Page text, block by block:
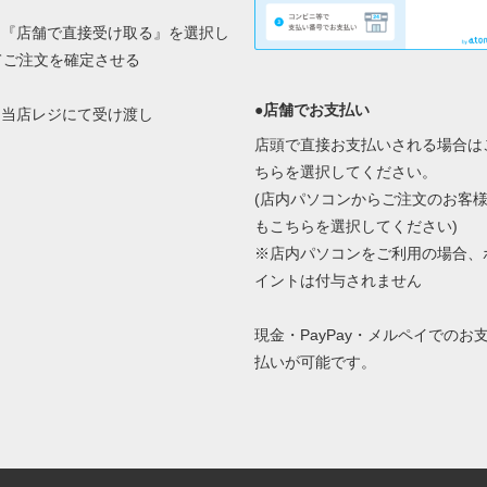
店舗で直接受け取る』を選択し
ご注文を確定させる
店レジにて受け渡し
●店舗でお支払い
店頭で直接お支払いされる場合は
ちらを選択してください。
(店内パソコンからご注文のお客様
もこちらを選択してください)
※店内パソコンをご利用の場合、
イントは付与されません
現金・PayPay・メルペイでのお支
払いが可能です。